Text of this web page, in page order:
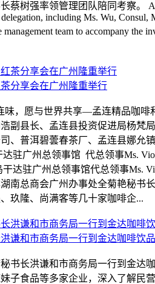
蔡树强率领管理团队陪同考察。
including Ms. Wu,
management team to
分享会在广州隆重举行
味，愿与世界共享—孟连精品咖
副县长、孟连县投资促进局杨梵
、普洱碧蕓春茶厂、孟连县娜允
达驻广州总领事馆 代总领事Ms.
干达驻广州总领事馆代总领事Ms.
南总商会广州办事处全菊艳秘书
玖隆、尚满客等几十家咖啡企...
谦和市商务局一行到金达咖啡饮
书长洪谦和市商务局一行到金达
子食品等多家企业，深入了解